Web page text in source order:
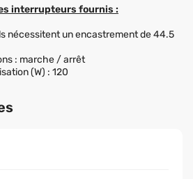
interrupteurs fournis :
nécessitent un encastrement de 44.5
: marche / arrêt
(W) : 120